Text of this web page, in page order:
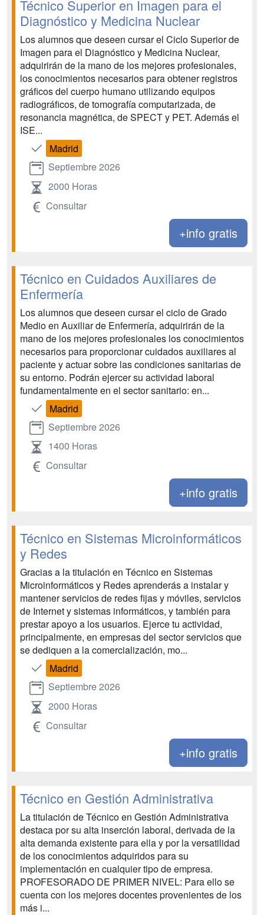
Técnico Superior en Imagen para el
Diagnóstico y Medicina Nuclear
Los alumnos que deseen cursar el Ciclo Superior de
Imagen para el Diagnóstico y Medicina Nuclear,
adquirirán de la mano de los mejores profesionales,
los conocimientos necesarios para obtener registros
gráficos del cuerpo humano utilizando equipos
radiográficos, de tomografía computarizada, de
resonancia magnética, de SPECT y PET. Además el
ISE...
Madrid
Septiembre 2026
2000 Horas
Consultar
+info gratis
Técnico en Cuidados Auxiliares de
Enfermería
Los alumnos que deseen cursar el ciclo de Grado
Medio en Auxiliar de Enfermería, adquirirán de la
mano de los mejores profesionales los conocimientos
necesarios para proporcionar cuidados auxiliares al
paciente y actuar sobre las condiciones sanitarias de
su entorno. Podrán ejercer su actividad laboral
fundamentalmente en el sector sanitario: en...
Madrid
Septiembre 2026
1400 Horas
Consultar
+info gratis
Técnico en Sistemas Microinformáticos
y Redes
Gracias a la titulación en Técnico en Sistemas
Microinformáticos y Redes aprenderás a instalar y
mantener servicios de redes fijas y móviles, servicios
de Internet y sistemas informáticos, y también para
prestar apoyo a los usuarios. Ejerce tu actividad,
principalmente, en empresas del sector servicios que
se dediquen a la comercialización, mo...
Madrid
Septiembre 2026
2000 Horas
Consultar
+info gratis
Técnico en Gestión Administrativa
La titulación de Técnico en Gestión Administrativa
destaca por su alta inserción laboral, derivada de la
alta demanda existente para ella y por la versatilidad
de los conocimientos adquiridos para su
implementación en cualquier tipo de empresa.
PROFESORADO DE PRIMER NIVEL: Para ello se
cuenta con los mejores docentes provenientes de los
más i...